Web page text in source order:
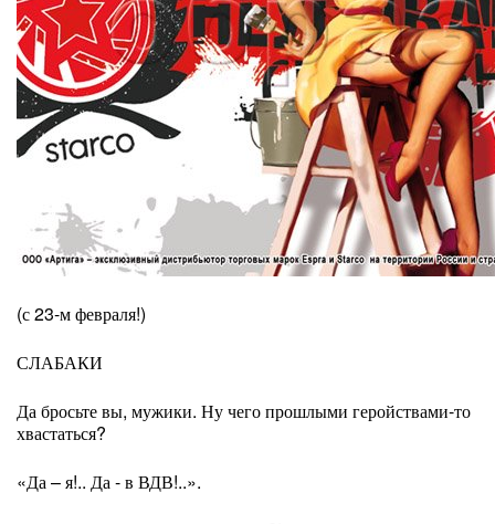
(с 23-м февраля!)
СЛАБАКИ
Да бросьте вы, мужики. Ну чего прошлыми геройствами-то
хвастаться?
«Да – я!.. Да - в ВДВ!..».